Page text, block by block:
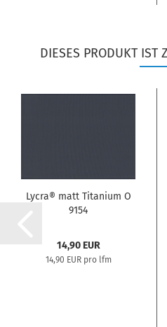
DIESES PRODUKT IST
Lycra® matt Titanium O
9154
14,90 EUR
14,90 EUR pro lfm